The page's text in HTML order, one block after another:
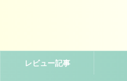
レビュー記事